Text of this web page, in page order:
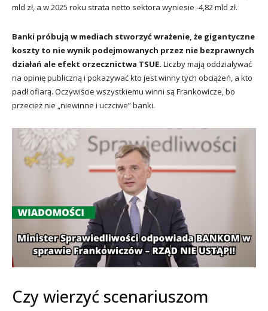
mld zł, a w 2025 roku strata netto sektora wyniesie -4,82 mld zł.
Banki próbują w mediach stworzyć wrażenie, że gigantyczne
koszty to nie wynik podejmowanych przez nie bezprawnych
działań ale efekt orzecznictwa TSUE. Liczby mają oddziaływać
na opinię publiczną i pokazywać kto jest winny tych obciążeń, a kto
padł ofiarą. Oczywiście wszystkiemu winni są Frankowicze, bo
przecież nie „niewinne i uczciwe” banki.
Czy wierzyć scenariuszom